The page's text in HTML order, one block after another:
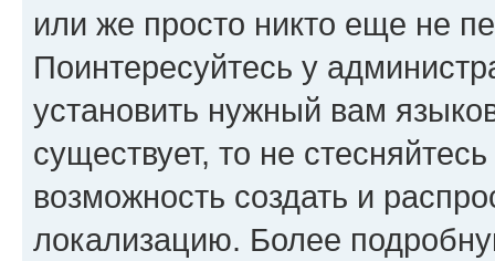
или же просто никто еще не
Поинтересуйтесь у
установить нужный вам
существует, то не
возможность создать и
локализацию. Более